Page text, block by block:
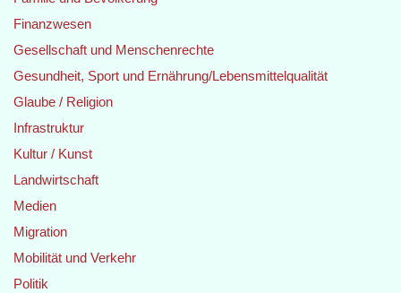
Finanzwesen
Gesellschaft und Menschenrechte
Gesundheit, Sport und Ernährung/Lebensmittelqualität
Glaube / Religion
Infrastruktur
Kultur / Kunst
Landwirtschaft
Medien
Migration
Mobilität und Verkehr
Politik